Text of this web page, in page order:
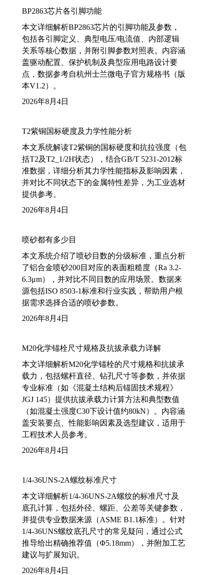
BP2863芯片各引脚功能
本文详细解析BP2863芯片的引脚功能及参数，
包括各引脚定义、典型电压/电流值、内部逻辑
关系等核心数据，并附引脚参数对照表。内容涵
盖驱动配置、保护机制及典型应用电路设计要
点，数据参考自杭州士兰微电子官方规格书（版
本V1.2）。
2026年8月4日
T2紫铜国标硬度及力学性能分析
本文系统解读T2紫铜的国标硬度和抗拉强度（包
括T2及T2_1/2H状态），结合GB/T 5231-2012标
准数据，详细分析其力学性能指标及影响因素，
并对比不同状态下的金属特性差异，为工业选材
提供参考。
2026年8月4日
喷砂都有多少目
本文系统介绍了喷砂目数的分级标准，重点分析
了铝合金喷砂200目对应的表面粗糙度（Ra 3.2-
6.3μm），并对比不同目数的应用场景。数据来
源包括ISO 8503-1标准和行业实践，帮助用户根
据需求选择合适的喷砂参数。
2026年8月4日
M20化学锚栓尺寸规格及抗拔承载力详解
本文详细解析M20化学锚栓的尺寸规格和抗拔承
载力，包括螺杆直径、钻孔尺寸等参数，并依据
专业标准（如《混凝土结构后锚固技术规程》
JGJ 145）提供抗拔承载力计算方法和典型数值
（如混凝土强度C30下设计值约80kN）。内容涵
盖安装要点、性能影响因素及选型建议，适用于
工程技术人员参考。
2026年8月4日
1/4-36UNS-2A螺纹标准尺寸
本文详细解析1/4-36UNS-2A螺纹的标准尺寸及
底孔计算，包括外径、螺距、公差等关键参数，
并提供专业数据来源（ASME B1.1标准）。针对
1/4-36UNS螺纹底孔尺寸的常见疑问，通过公式
推导给出精确推荐值（Φ5.18mm），并附加工艺
建议与扩展知识。
2026年8月4日